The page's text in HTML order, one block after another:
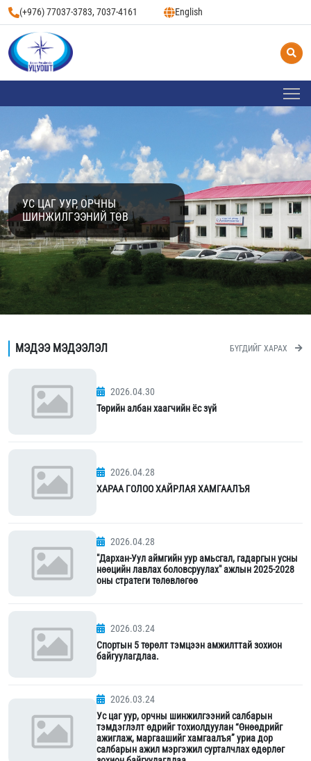
(+976) 77037-3783, 7037-4161 English
УС ЦАГ УУР, ОРЧНЫ
ШИНЖИЛГЭЭНИЙ ТӨВ
МЭДЭЭ МЭДЭЭЛЭЛ БҮГДИЙГ ХАРАХ
2026.04.30
Төрийн албан хаагчийн ёс зүй
2026.04.28
ХАРАА ГОЛОО ХАЙРЛАЯ ХАМГААЛЪЯ
2026.04.28
"Дархан-Уул аймгийн уур амьсгал, гадаргын усны
нөөцийн лавлах боловсруулах" ажлын 2025-2028
оны стратеги төлөвлөгөө
2026.03.24
Спортын 5 төрөлт тэмцээн амжилттай зохион
байгуулагдлаа.
2026.03.24
Ус цаг уур, орчны шинжилгээний салбарын
тэмдэглэлт өдрийг тохиолдуулан “Өнөөдрийг
ажиглаж, маргаашийг хамгаалъя” уриа дор
салбарын ажил мэргэжил сурталчлах өдөрлөг